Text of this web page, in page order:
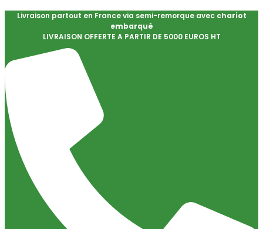
Livraison partout en France via semi-remorque avec chariot
embarqué
LIVRAISON OFFERTE A PARTIR DE 5000 EUROS HT